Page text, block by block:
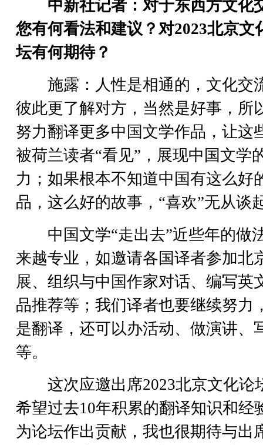
中新社记者：对于东西方文化
您有何看法和建议？对2023北京文
坛有何期待？
施露：人性是相通的，文化交
彼此更了解对方，当然是好事，所
努力翻译更多中国文学作品，让这
被荷兰读者“看见”，展现中国文学
力；如果根本不知道中国有这么好
品，这么好的故事，“喜欢”无从谈
中国文学“走出去”近些年的做
来越专业，如邀请各国译者参加北
展、组织与中国作家对话、编写英
品推荐等；我们译者也要继续努力
是翻译，还可以办活动、做演讲、
等。
这次应邀出席2023北京文化论
希望过去10年积累的翻译知识和经
为论坛作出贡献，我也很期待与出